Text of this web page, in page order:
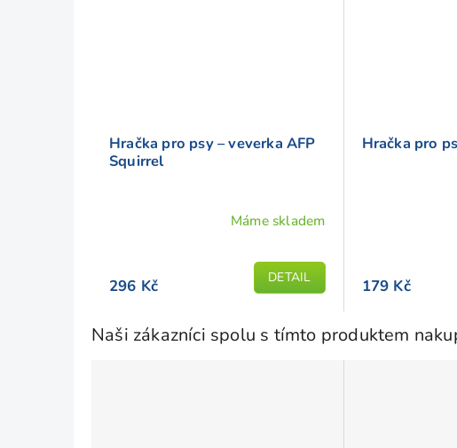
Hračka pro psy – veverka AFP
Squirrel
Máme skladem
296 Kč DETAIL
Hračka pro
179 Kč
Naši zákazníci spolu s tímto produktem